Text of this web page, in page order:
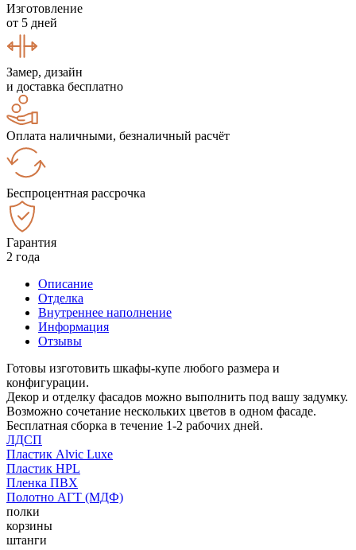
Изготовление
от 5 дней
Замер, дизайн
и доставка бесплатно
Оплата наличными, безналичный расчёт
Беспроцентная рассрочка
Гарантия
2 года
Описание
Отделка
Внутреннее наполнение
Информация
Отзывы
Готовы изготовить шкафы-купе любого размера и
конфигурации.
Декор и отделку фасадов можно выполнить под вашу задумку.
Возможно сочетание нескольких цветов в одном фасаде.
Бесплатная сборка в течение 1-2 рабочих дней.
ЛДСП
Пластик Alvic Luxe
Пластик HPL
Пленка ПВХ
Полотно АГТ (МДФ)
полки
корзины
штанги